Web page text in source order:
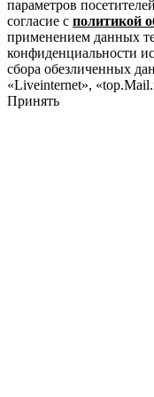
параметров
согласие с политикой
применением данных
конфиденциальности
сбора обезличенных
«Liveinternet»,
Принять